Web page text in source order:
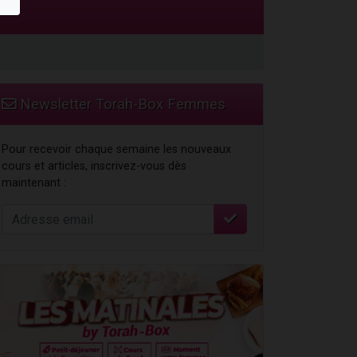
Newsletter Torah-Box Femmes
Pour recevoir chaque semaine les nouveaux
cours et articles, inscrivez-vous dès
maintenant :